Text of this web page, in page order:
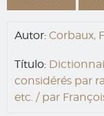
Autor: Corbaux,
Título:
considérés par
etc. / par